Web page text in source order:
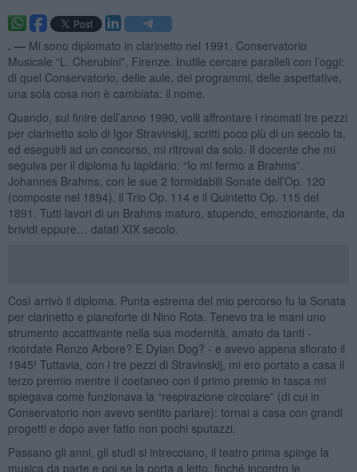
. — Mi sono diplomato in clarinetto nel 1991. Conservatorio
Musicale “L. Cherubini”, Firenze. Inutile cercare paralleli con l’oggi:
di quel Conservatorio, delle aule, dei programmi, delle aspettative,
una sola cosa non è cambiata: il nome.
Quando, sul finire dell’anno 1990, volli affrontare i rinomati tre pezzi
per clarinetto solo di Igor Stravinskij, scritti poco più di un secolo fa,
ed eseguirli ad un concorso, mi ritrovai da solo. Il docente che mi
seguiva per il diploma fu lapidario: “Io mi fermo a Brahms”.
Johannes Brahms, con le sue 2 formidabili Sonate dell’Op. 120
(composte nel 1894), il Trio Op. 114 e il Quintetto Op. 115 del
1891. Tutti lavori di un Brahms maturo, stupendo, emozionante, da
brividi eppure… datati XIX secolo.
Così arrivò il diploma. Punta estrema del mio percorso fu la Sonata
per clarinetto e pianoforte di Nino Rota. Tenevo tra le mani uno
strumento accattivante nella sua modernità, amato da tanti -
ricordate Renzo Arbore? E Dylan Dog? - e avevo appena sfiorato il
1945! Tuttavia, con i tre pezzi di Stravinskij, mi ero portato a casa il
terzo premio mentre il coetaneo con il primo premio in tasca mi
spiegava come funzionava la “respirazione circolare” (di cui in
Conservatorio non avevo sentito parlare): tornai a casa con grandi
progetti e dopo aver fatto non pochi sputazzi.
Passano gli anni, gli studi si intrecciano, il teatro prima spinge la
musica da parte e poi se la porta a letto, finché incontro le